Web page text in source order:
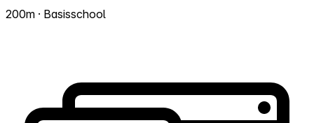
200m · Basisschool